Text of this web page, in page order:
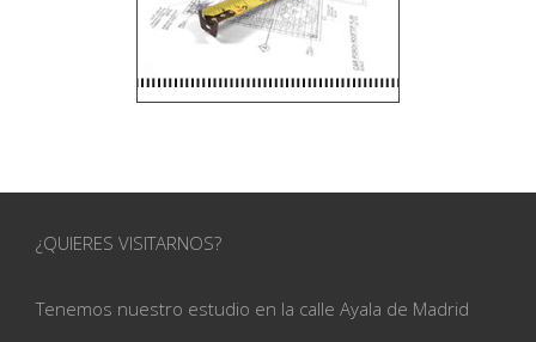
¿QUIERES VISITARNOS?
Tenemos nuestro estudio en la calle Ayala de Madrid